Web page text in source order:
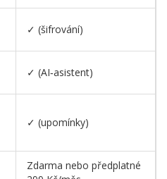
✓ (šifrování)
✓ (AI‑asistent)
✓ (upomínky)
Zdarma nebo předplatné